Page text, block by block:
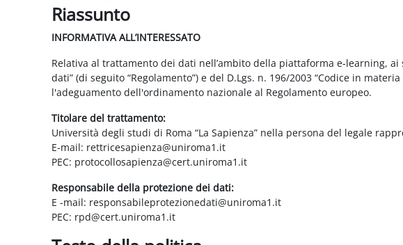
Riassunto
INFORMATIVA ALL’INTERESSATO
Relativa al trattamento dei dati nell’ambito della piattaforma e-learning, ai
dati” (di seguito “Regolamento”) e del D.Lgs. n. 196/2003 “Codice in
l'adeguamento dell'ordinamento nazionale al Regolamento europeo.
Titolare del trattamento:
Università degli studi di Roma “La Sapienza” nella persona del legale
E-mail: rettricesapienza@uniroma1.it
PEC: protocollosapienza@cert.uniroma1.it
Responsabile della protezione dei dati:
E -mail: responsabileprotezionedati@uniroma1.it
PEC: rpd@cert.uniroma1.it